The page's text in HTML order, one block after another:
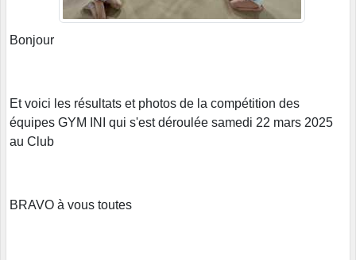
Bonjour
Et voici les résultats et photos de la compétition des
équipes GYM INI qui s'est déroulée samedi 22 mars 2025
au Club
BRAVO à vous toutes